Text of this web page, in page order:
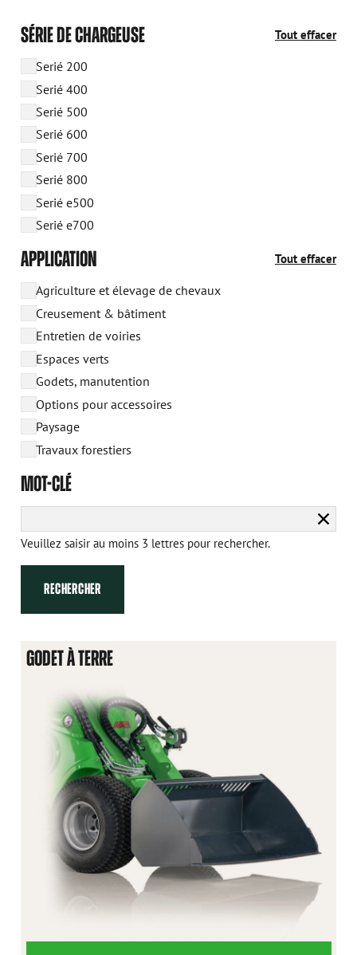
SÉRIE DE CHARGEUSE Tout effacer
Serié 200
Serié 400
Serié 500
Serié 600
Serié 700
Serié 800
Serié e500
Serié e700
APPLICATION Tout effacer
Agriculture et élevage de chevaux
Creusement & bâtiment
Entretien de voiries
Espaces verts
Godets, manutention
Options pour accessoires
Paysage
Travaux forestiers
MOT-CLÉ
la
Veuillez saisir au moins 3 lettres pour rechercher.
RECHERCHER
GODET À TERRE